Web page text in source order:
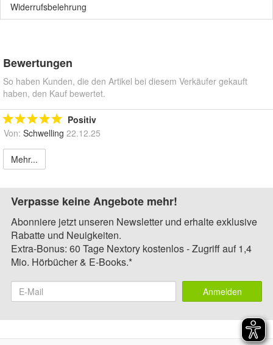
Widerrufsbelehrung
Bewertungen
So haben Kunden, die den Artikel bei diesem Verkäufer gekauft
haben, den Kauf bewertet.
Positiv
Von: Schwelling 22.12.25
Mehr...
Verpasse keine Angebote mehr!
Abonniere jetzt unseren Newsletter und erhalte exklusive
Rabatte und Neuigkeiten.
Extra-Bonus: 60 Tage Nextory kostenlos - Zugriff auf 1,4
Mio. Hörbücher & E-Books.*
Anmelden